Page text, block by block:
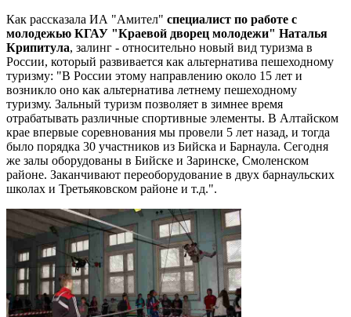
Как рассказала ИА "Амител" специалист по работе с
молодежью КГАУ "Краевой дворец молодежи" Наталья
Крипитула, залинг - относительно новый вид туризма в
России, который развивается как альтернатива пешеходному
туризму: "В России этому направлению около 15 лет и
возникло оно как альтернатива летнему пешеходному
туризму. Зальный туризм позволяет в зимнее время
отрабатывать различные спортивные элементы. В Алтайском
крае впервые соревнования мы провели 5 лет назад, и тогда
было порядка 30 участников из Бийска и Барнаула. Сегодня
же залы оборудованы в Бийске и Заринске, Смоленском
районе. Заканчивают переоборудование в двух барнаульских
школах и Третьяковском районе и т.д.".